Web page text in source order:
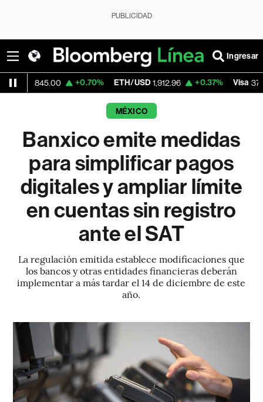
PUBLICIDAD
Ingresar
+0.70% ETH/USD 1,912.96 +0.37% Visa 370.47
MÉXICO
Banxico emite medidas
para simplificar pagos
digitales y ampliar límite
en cuentas sin registro
ante el SAT
La regulación emitida establece modificaciones que
los bancos y otras entidades financieras deberán
implementar a más tardar el 14 de diciembre de este
año.